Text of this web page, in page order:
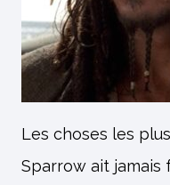
Les choses les
Sparrow ait jamais